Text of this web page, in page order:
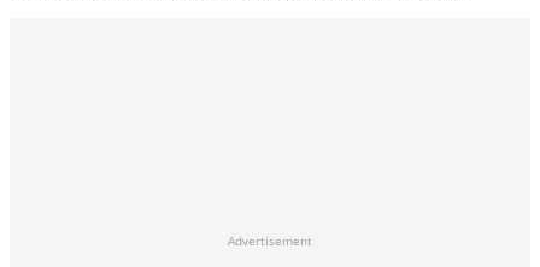
Advertisement